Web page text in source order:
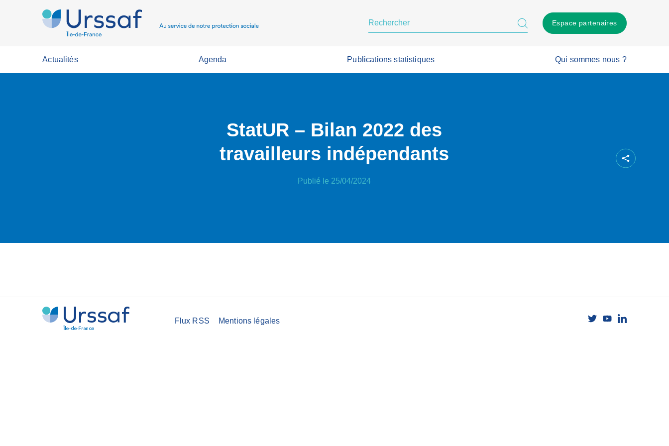
Espace partenaires
Actualités Agenda Publications statistiques Qui sommes nous ?
StatUR – Bilan 2022 des
travailleurs indépendants
Publié le 25/04/2024
Flux RSS Mentions légales